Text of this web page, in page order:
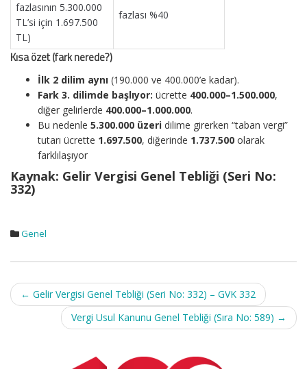
fazlasının 5.300.000
TL’si için 1.697.500
TL)
fazlası %40
Kısa özet (fark nerede?)
İlk 2 dilim aynı (190.000 ve 400.000’e kadar).
Fark 3. dilimde başlıyor: ücrette 400.000–1.500.000,
diğer gelirlerde 400.000–1.000.000.
Bu nedenle 5.300.000 üzeri dilime girerken “taban vergi”
tutarı ücrette 1.697.500, diğerinde 1.737.500 olarak
farklılaşıyor
Kaynak: Gelir Vergisi Genel Tebliği (Seri No:
332)
Genel
Post
navigation
← Gelir Vergisi Genel Tebliği (Seri No: 332) – GVK 332
Vergi Usul Kanunu Genel Tebliği (Sıra No: 589) →